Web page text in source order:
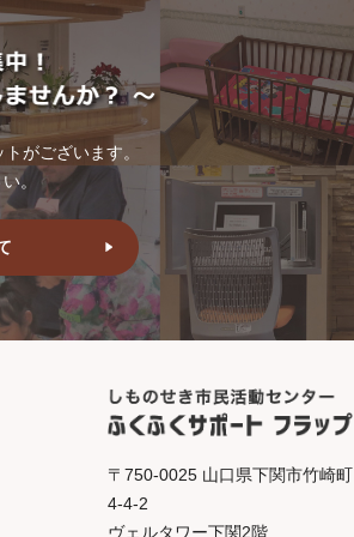
トがございます。
。
〒750-0025 山口県下関市竹崎町
4-4-2
ヴェルタワー下関2階